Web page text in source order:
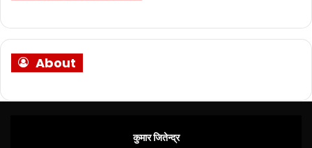
About
कुमार जितेन्द्र